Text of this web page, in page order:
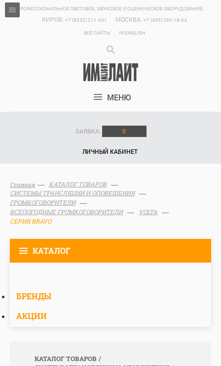
ПРОФЕССИОНАЛЬНОЕ СВЕТОВОЕ, ЗВУКОВОЕ И СЦЕНИЧЕСКОЕ ОБОРУДОВАНИЕ.
КИРОВ: +7 (8332) 211-541 МОСКВА: +7 (495) 260-18-64
ВСЕ САЙТЫ
IN ENGLISH
МЕНЮ
ЗАЯВКА: 0
ЛИЧНЫЙ КАБИНЕТ
Главная
КАТАЛОГ ТОВАРОВ
СИСТЕМЫ ТРАНСЛЯЦИИ И ОПОВЕЩЕНИЯ
ГРОМКОГОВОРИТЕЛИ
ВСЕПОГОДНЫЕ ГРОМКОГОВОРИТЕЛИ
VOLTA
СЕРИЯ BRAVO
КАТАЛОГ
БРЕНДЫ
АКЦИИ
КАТАЛОГ ТОВАРОВ